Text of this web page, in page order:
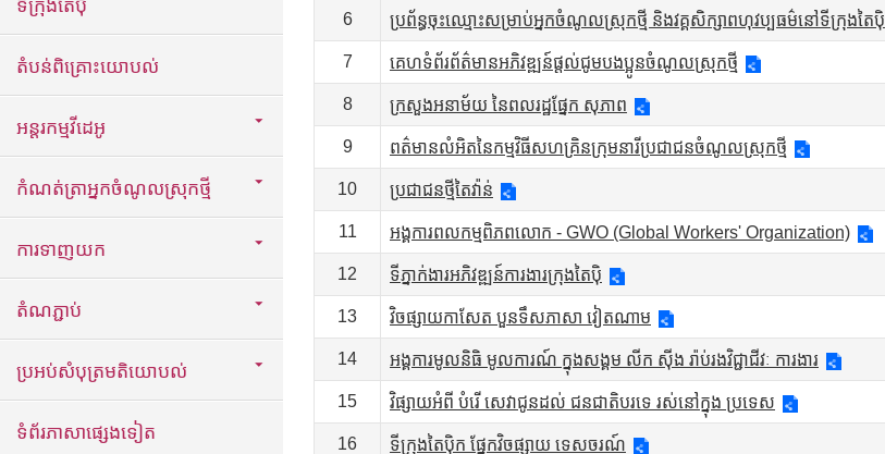
ទីក្រុងតៃប៉ិ
តំបន់ពិគ្រោះយោបល់
អន្តរកម្មវីដេអូ
កំណត់ត្រាអ្នកចំណូលស្រុកថ្មី
ការទាញយក
តំណភ្ជាប់
ប្រអប់សំបុត្រមតិយោបល់
ទំព័រភាសាផ្សេងទៀត
6 ប្រព័ន្ធចុះឈ្មោះសម្រាប់អ្នកចំណូលស្រុកថ្មី និងវគ្គសិក្សាពហុវប្បធម៌នៅទីក្រុងតៃប៉ិ
7 គេហទំព័រព័ត៌មានអភិវឌ្ឍន៍ផ្តល់ជូមបងប្អូនចំណូលស្រុកថ្មី
8 ក្រសួងអនាម័យ នៃពលរដ្ឋផ្នែក សុភាព
9 ពត៌មានលំអិតនៃកម្មវិធីសហគ្រិនក្រុមនារីប្រជាជនចំណូលស្រុកថ្មី
10 ប្រជាជនថ្មីតៃវ៉ាន់
11 អង្គការពលកម្មពិភពលោក - GWO (Global Workers' Organization)
12 ទីភ្នាក់ងារអភិវឌ្ឍន៍ការងារក្រុងតៃប៉ិ
13 វិចផ្សាយកាសែត បួនទឹសភាសា វៀតណាម
14 អង្គការមូលនិធិ មូលការណ៍ ក្នុងសង្គម លីក ស៊ីង រ៉ាប់រងវិជ្ជាជីវៈ ការងារ
15 វិផ្សាយអំពី បំរើ សេវាជូនដល់ ជនជាតិបរទេ រស់នៅក្នុង ប្រទេស
16 ទីក្រុងតៃប៉ិក ផ្នែកវិចផ្សាយ ទេសចរណ៍